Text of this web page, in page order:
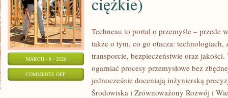
MARCH - 8 - 2026
COMMENTS OFFON
PRZEMYSŁ
Techneau to portal o przemyśle – przede
także o tym, co go otacza: technologiach,
transporcie, bezpieczeństwie oraz
ogarniać procesy przemysłowe bez
jednocześnie doceniają inżynierską
Środowiska i Zrównoważony Rozwój i